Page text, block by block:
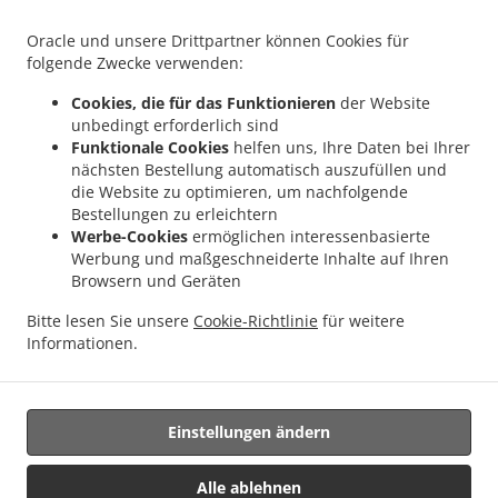
Oracle und unsere Drittpartner können Cookies für
folgende Zwecke verwenden:
Cookies, die für das Funktionieren der Website
unbedingt erforderlich sind
Funktionale Cookies helfen uns, Ihre Daten bei Ihrer
nächsten Bestellung automatisch auszufüllen und
die Website zu optimieren, um nachfolgende
Bestellungen zu erleichtern
Werbe-Cookies ermöglichen interessenbasierte
Werbung und maßgeschneiderte Inhalte auf Ihren
Browsern und Geräten
Bitte lesen Sie unsere Cookie-Richtlinie für weitere
Informationen.
Alle ablehnen
Einstellungen ändern
Berlin Falkenhagener Feld
Asiatisches Essen Lieferservice Berlin Siemensstadt
Asiatisches Essen Lieferservice Berlin Hakenfelde
Lieferservice Berlin Altstadt Spandau
.
Spandau
. Asiatisches Essen Lieferservice Berlin Bezirk Reinickendorf
Asiatisches
Essen Lieferservice Berlin Bezirk Charlottenburg-Wilmersdorf
. Asiatisches Essen
Lieferservice Berlin Bezirk Steglitz-Zehlendorf . Asiatisches Essen Lieferservice Berlin
Asiatisches Essen Lieferservice Dallgow-Döberitz Seeburg
Lieferservice Dallgow-Döberitz Bezirk Spandau
Asiatisches Essen Lieferservice
Dallgow-Döberitz
. Asiatisches Essen Lieferservice Potsdam Groß Glienicke
Lieferservice Potsdam